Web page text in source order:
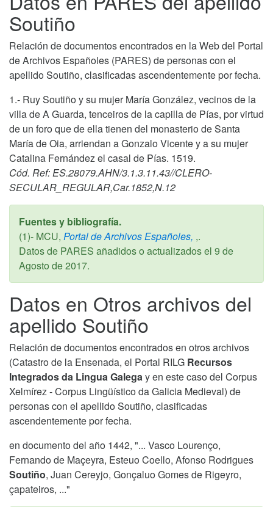
Soutiño
Relación de documentos encontrados en la Web del Portal
de Archivos Españoles (PARES) de personas con el
apellido Soutiño, clasificadas ascendentemente por fecha.
1.- Ruy Soutiño y su mujer María González, vecinos de la
villa de A Guarda, tenceiros de la capilla de Pías, por virtud
de un foro que de ella tienen del monasterio de Santa
María de Oia, arriendan a Gonzalo Vicente y a su mujer
Catalina Fernández el casal de Pías. 1519.
Cód. Ref: ES.28079.AHN/3.1.3.11.43//CLERO-
SECULAR_REGULAR,Car.1852,N.12
Fuentes y bibliografía.
(1)- MCU, Portal de Archivos Españoles, ,.
Datos de PARES añadidos o actualizados el 9 de
Agosto de 2017.
Datos en Otros archivos del
apellido Soutiño
Relación de documentos encontrados en otros archivos
(Catastro de la Ensenada, el Portal RILG Recursos
Integrados da Lingua Galega y en este caso del Corpus
Xelmírez - Corpus Lingüístico da Galicia Medieval) de
personas con el apellido Soutiño, clasificadas
ascendentemente por fecha.
en documento del año 1442, "... Vasco Lourenço,
Fernando de Maçeyra, Esteuo Coello, Afonso Rodrigues
Soutiño, Juan Cereyjo, Gonçaluo Gomes de Rigeyro,
çapateiros, ..."